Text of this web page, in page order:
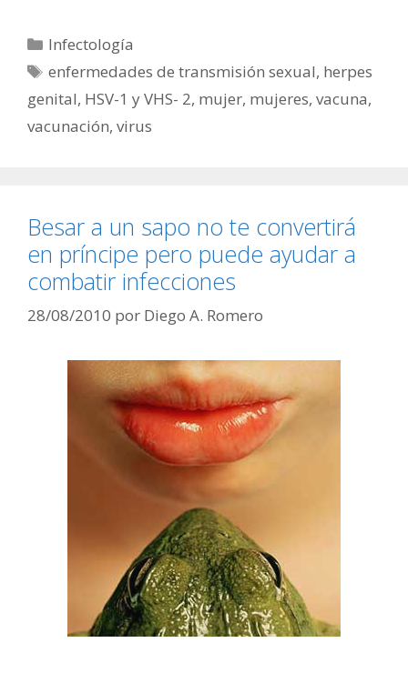
Categorías
Infectología
Etiquetas
enfermedades de transmisión sexual, herpes
genital, HSV-1 y VHS- 2, mujer, mujeres, vacuna,
vacunación, virus
Besar a un sapo no te convertirá
en príncipe pero puede ayudar a
combatir infecciones
28/08/2010 por Diego A. Romero